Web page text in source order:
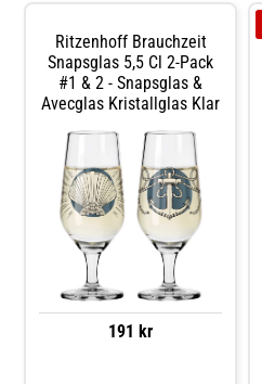
Ritzenhoff Brauchzeit
Snapsglas 5,5 Cl 2-Pack
#1 & 2 - Snapsglas &
Avecglas Kristallglas Klar
191 kr